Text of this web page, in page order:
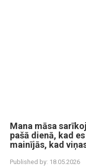
Mana māsa
pašā dienā, kad
mainījās, kad
Published by: 18.05.2026